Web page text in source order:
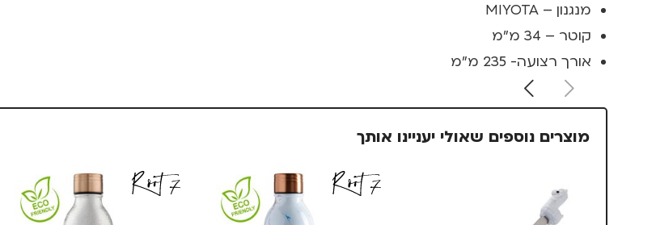
מנגנון – MIYOTA
קוטר – 34 מ”מ
אורך רצועה- 235 מ”מ
מוצרים נוספים שאולי יעניינו אותך